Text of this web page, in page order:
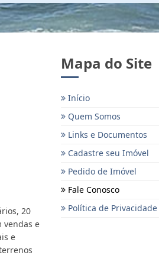
20
vendas e
e
Mapa do Site
Início
Quem Somos
Links e Documentos
Cadastre seu Imóvel
Pedido de Imóvel
Fale Conosco
Política de Privacidade